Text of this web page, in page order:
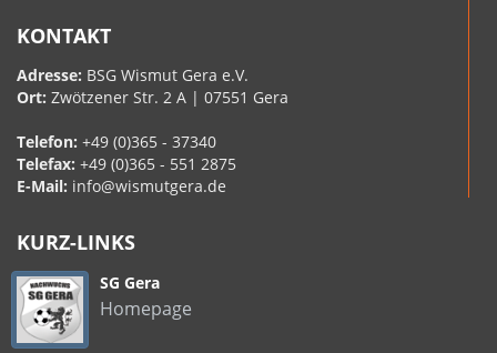
KONTAKT
Adresse: BSG Wismut Gera e.V.
Ort: Zwötzener Str. 2 A | 07551 Gera
Telefon: +49 (0)365 - 37340
Telefax: +49 (0)365 - 551 2875
E-Mail: info@wismutgera.de
KURZ-LINKS
SG Gera
Homepage